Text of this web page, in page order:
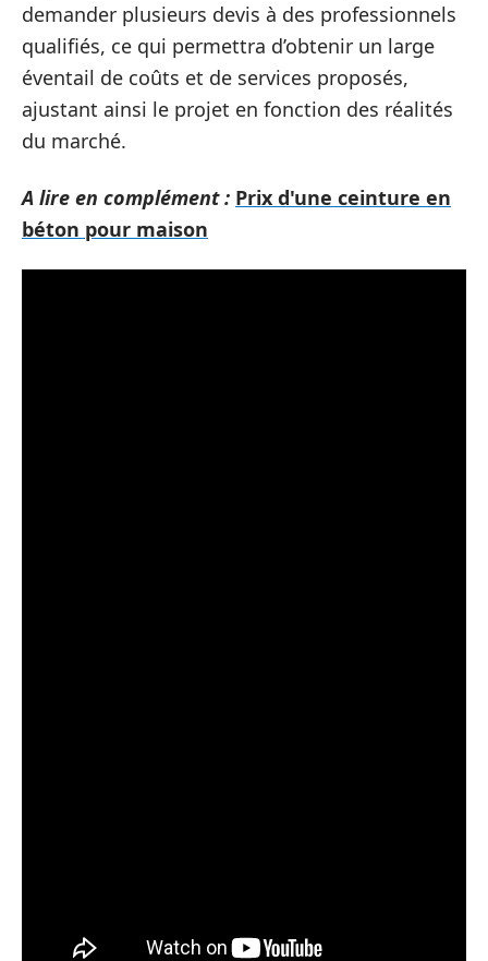
demander plusieurs devis à des professionnels
qualifiés, ce qui permettra d’obtenir un large
éventail de coûts et de services proposés,
ajustant ainsi le projet en fonction des réalités
du marché.
A lire en complément : Prix d'une ceinture en
béton pour maison